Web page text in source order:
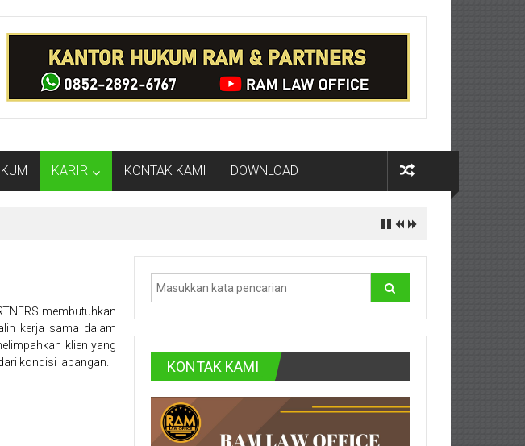
KARIR KONTAK KAMI DOWNLOAD
membutuhkan
kerja sama dalam
klien yang
kondisi lapangan.
KONTAK KAMI